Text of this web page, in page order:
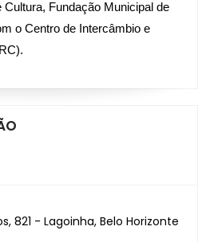
Cultura, Fundação Municipal de
o Centro de Intercâmbio e
821 - Lagoinha, Belo Horizonte